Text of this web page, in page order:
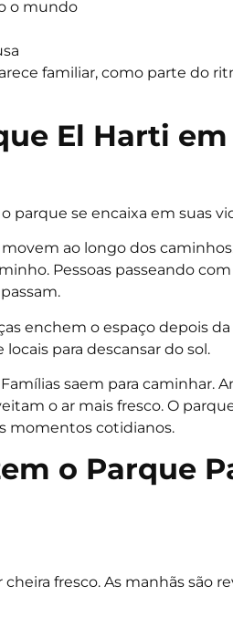
o mundo
familiar, como parte do
El Harti em
parque se encaixa em suas
ao longo dos
Pessoas passeando com
enchem o espaço depois da
para descansar do sol.
saem para caminhar.
o ar mais fresco. O
momentos cotidianos.
o Parque
fresco. As manhãs são